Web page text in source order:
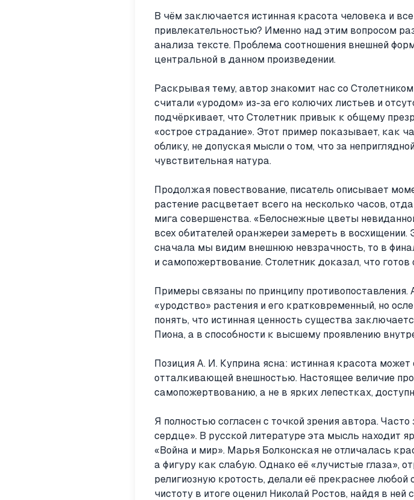
В чём заключается истинная красота человека и
привлекательностью? Именно над этим вопросом
анализа тексте. Проблема соотношения внешней
центральной в данном произведении.
Раскрывая тему, автор знакомит нас со
считали «уродом» из-за его колючих листьев и
подчёркивает, что Столетник привык к общему
«острое страдание». Этот пример показывает, как
облику, не допуская мысли о том, что за
чувствительная натура.
Продолжая повествование, писатель описывает
растение расцветает всего на несколько часов,
мига совершенства. «Белоснежные цветы
всех обитателей оранжереи замереть в восхищении.
сначала мы видим внешнюю невзрачность, то в
и самопожертвование. Столетник доказал, что
Примеры связаны по принципу
«уродство» растения и его кратковременный, но
понять, что истинная ценность существа
Пиона, а в способности к высшему проявлению
Позиция А. И. Куприна ясна: истинная красота
отталкивающей внешностью. Настоящее величие
самопожертвованию, а не в ярких лепестках,
Я полностью согласен с точкой зрения автора.
сердце». В русской литературе эта мысль находит
«Война и мир». Марья Болконская не отличалась
а фигуру как слабую. Однако её «лучистые глаза»,
религиозную кротость, делали её прекраснее
чистоту в итоге оценил Николай Ростов, найдя в ней